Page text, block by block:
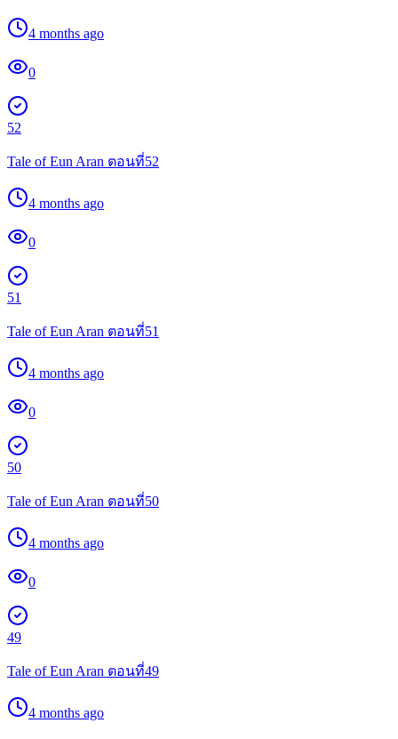
4 months ago
0
52
Tale of Eun Aran ตอนที่52
4 months ago
0
51
Tale of Eun Aran ตอนที่51
4 months ago
0
50
Tale of Eun Aran ตอนที่50
4 months ago
0
49
Tale of Eun Aran ตอนที่49
4 months ago